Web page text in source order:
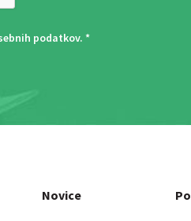
podatkov. *
Novice